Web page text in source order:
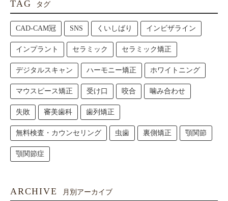
TAG タグ
CAD-CAM冠 SNS くいしばり インビザライン
インプラント セラミック セラミック矯正
デジタルスキャン ハーモニー矯正 ホワイトニング
マウスピース矯正 受け口 咬合 噛み合わせ
失敗 審美歯科 歯列矯正
無料検査・カウンセリング 虫歯 裏側矯正 顎関節
顎関節症
ARCHIVE 月別アーカイブ